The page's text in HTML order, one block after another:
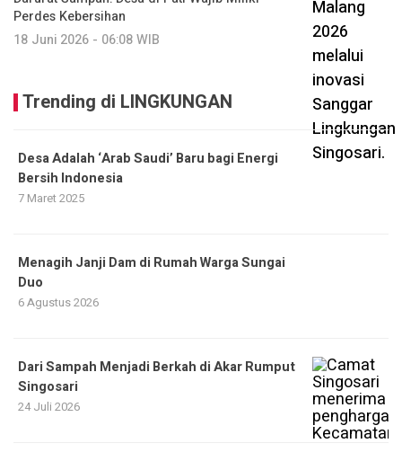
Perdes Kebersihan
18 Juni 2026 - 06:08 WIB
Trending di LINGKUNGAN
Desa Adalah ‘Arab Saudi’ Baru bagi Energi
Bersih Indonesia
7 Maret 2025
Menagih Janji Dam di Rumah Warga Sungai
Duo
6 Agustus 2026
Dari Sampah Menjadi Berkah di Akar Rumput
Singosari
24 Juli 2026